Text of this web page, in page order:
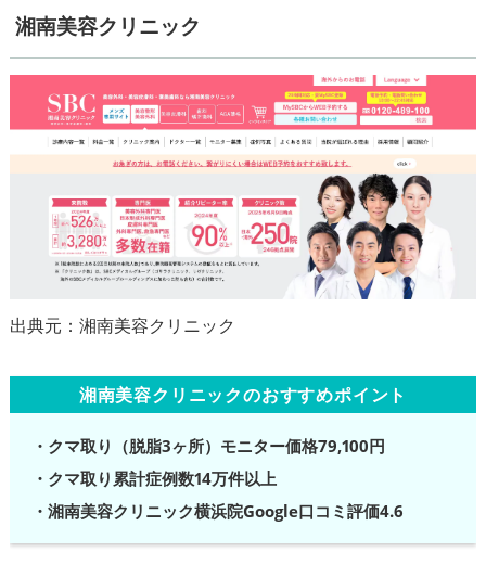
湘南美容クリニック
湘南美容クリニックのおすすめポイント
・クマ取り（脱脂3ヶ所）モニター価格79,100円
・クマ取り累計症例数14万件以上
・湘南美容クリニック横浜院Google口コミ評価4.6